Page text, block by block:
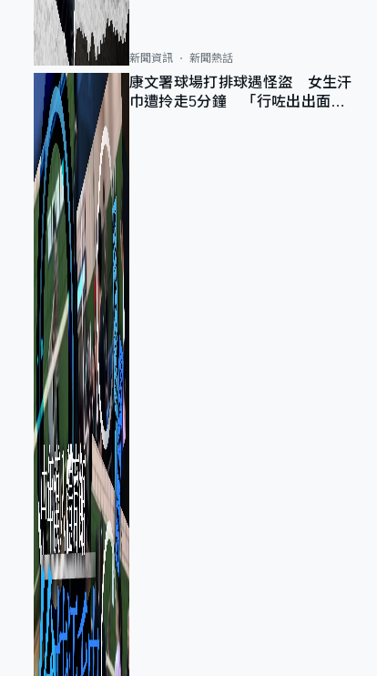
新聞資訊 新聞熱話
康文署球場打排球遇怪盜 女生汗
巾遭拎走5分鐘 「行咗出出面唔